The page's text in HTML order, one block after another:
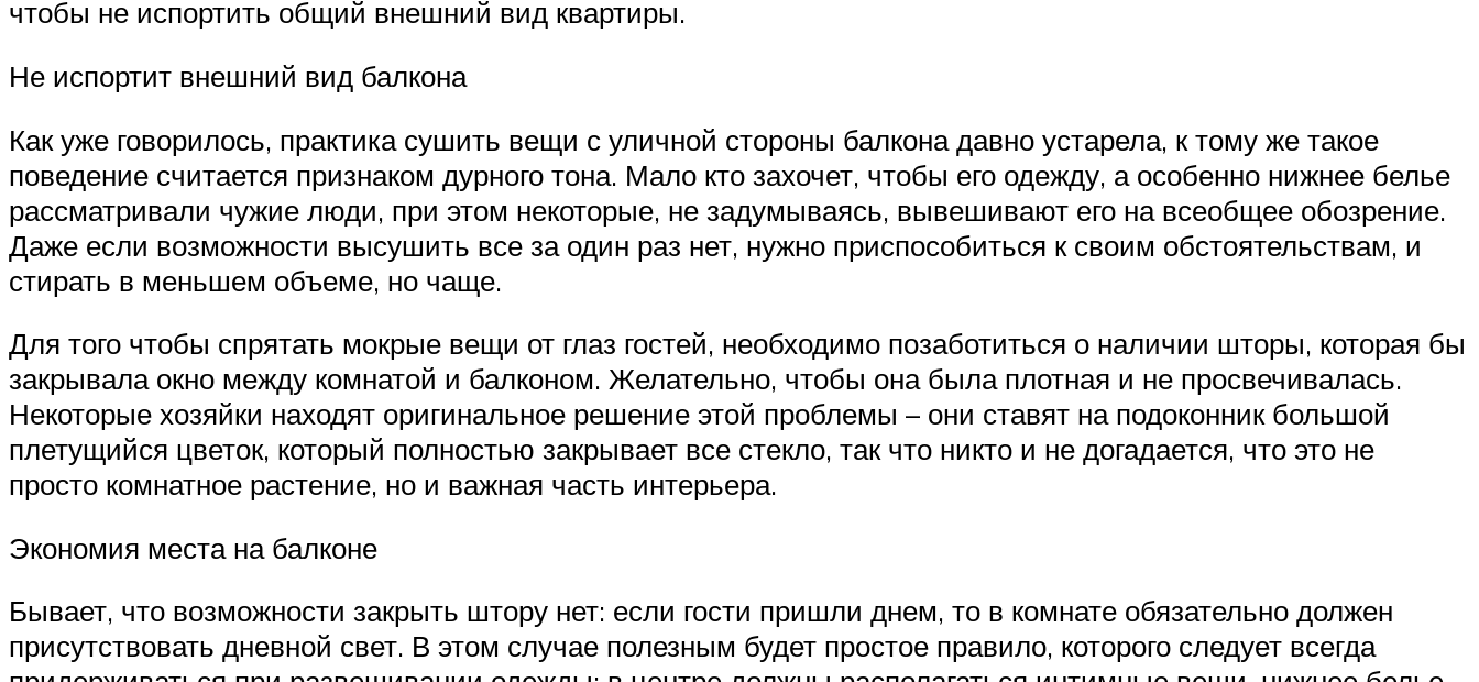
чтобы не испортить общий внешний вид квартиры.
Не испортит внешний вид балкона
Как уже говорилось, практика сушить вещи с уличной стороны балкона давно устарела, к тому же такое
поведение считается признаком дурного тона. Мало кто захочет, чтобы его одежду, а особенно нижнее белье
рассматривали чужие люди, при этом некоторые, не задумываясь, вывешивают его на всеобщее обозрение.
Даже если возможности высушить все за один раз нет, нужно приспособиться к своим обстоятельствам, и
стирать в меньшем объеме, но чаще.
Для того чтобы спрятать мокрые вещи от глаз гостей, необходимо позаботиться о наличии шторы, которая бы
закрывала окно между комнатой и балконом. Желательно, чтобы она была плотная и не просвечивалась.
Некоторые хозяйки находят оригинальное решение этой проблемы – они ставят на подоконник большой
плетущийся цветок, который полностью закрывает все стекло, так что никто и не догадается, что это не
просто комнатное растение, но и важная часть интерьера.
Экономия места на балконе
Бывает, что возможности закрыть штору нет: если гости пришли днем, то в комнате обязательно должен
присутствовать дневной свет. В этом случае полезным будет простое правило, которого следует всегда